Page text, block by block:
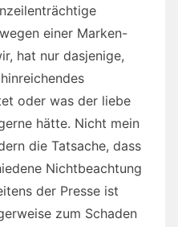
einer Marken-
hat nur dasjenige,
oder was der liebe
hätte. Nicht mein
die Tatsache, dass
Nichtbeachtung
der Presse ist
zum Schaden